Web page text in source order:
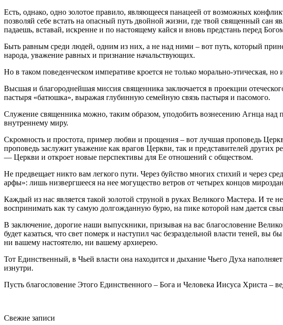
Есть, однако, одно золотое правило, являющееся панацеей от возможных
позволяй себе встать на опасный путь двойной жизни, где твой священный сан
падаешь, вставай, искренне и по настоящему кайся и вновь предстань перед
Быть равным среди людей, одним из них, а не над ними – вот путь, который
народа, уважение равных и признание начальствующих.
Но в таком поведенческом императиве кроется не только морально-этическая, но
Высшая и благороднейшая миссия священника заключается в проекции
пастыря «батюшка», выражая глубинную семейную связь пастыря и пасомого.
Служение священника можно, таким образом, уподобить вознесению Агнца над
внутреннему миру.
Скромность и простота, пример любви и прощения – вот лучшая проповедь
проповедь заслужит уважение как врагов Церкви, так и представителей
— Церкви и откроет новые перспективы для Ее отношений с обществом.
Не предвещает никто вам легкого пути. Через буйство многих стихий и через
арфы»: лишь низвергшееся на нее могущество ветров от четырех концов
Каждый из нас является такой золотой струной в руках Великого Мастера. И те
воспринимать как ту самую долгожданную бурю, на пике которой нам дается
В заключение, дорогие наши выпускники, призывая на вас благословение
будет казаться, что свет померк и наступил час безраздельной власти теней,
ни вашему настоятелю, ни вашему архиерею.
Тот Единственный, в Чьей власти она находится и дыхание Чьего Духа
изнутри.
Пусть благословение Этого Единственного – Бога и Человека Иисуса Христа
Свежие записи